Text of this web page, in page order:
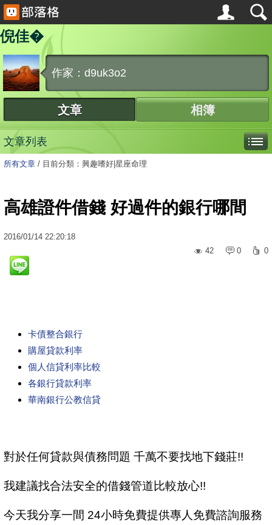
倪佳�
作家：d9uk3o2
文章 相簿
文章列表
所有文章 / 目前分類：興趣嗜好|星座命理
高雄證件借錢 好過件的銀行哪間
2016/01/14 22:20:18
42
0 0
卡債整合銀行
購屋貸款利率
個人信貸利率比較
各銀行貸款利率
華南銀行公教信貸
對於任何貸款與債務問題 千萬不要找地下錢莊!!
我建議找合法安全的借錢管道比較放心!!
今天我分享一間 24小時免費提供專人免費諮詢服務